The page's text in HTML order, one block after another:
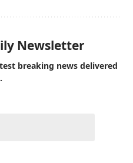
Newsletter
breaking news delivered